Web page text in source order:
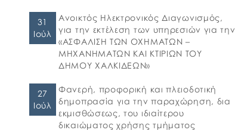
31
Ιούλ
Ανοικτός Ηλεκτρονικός Διαγωνισμός,
για την εκτέλεση των υπηρεσιών για την
«ΑΣΦΑΛΙΣΗ ΤΩΝ ΟΧΗΜΑΤΩΝ –
ΜΗΧΑΝΗΜΑΤΩΝ ΚΑΙ ΚΤΙΡΙΩΝ ΤΟΥ
ΔΗΜΟΥ ΧΑΛΚΙΔΕΩΝ»
27
Ιούλ
Φανερή, προφορική και πλειοδοτική
δημοπρασία για την παραχώρηση, δια
εκμισθώσεως, του ιδιαίτερου
δικαιώματος χρήσης τμήματος